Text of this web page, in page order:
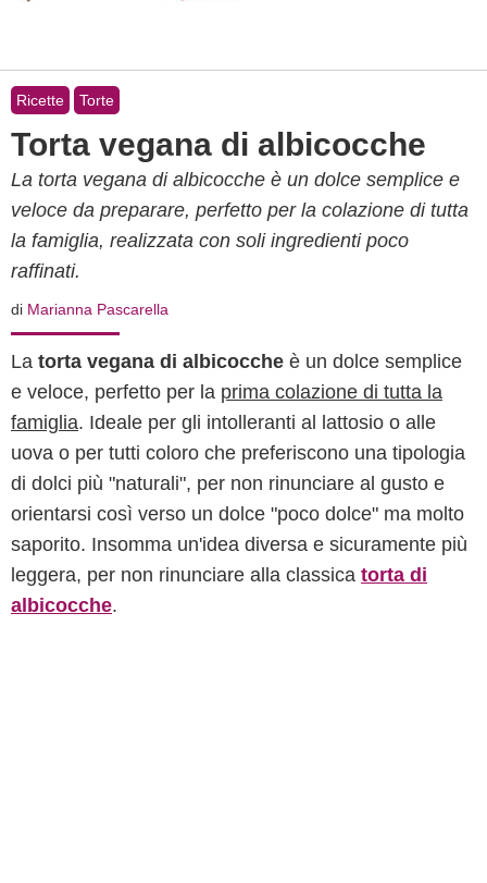
Ricette Torte
Torta vegana di albicocche
La torta vegana di albicocche è un dolce semplice e
veloce da preparare, perfetto per la colazione di tutta
la famiglia, realizzata con soli ingredienti poco
raffinati.
di Marianna Pascarella
La torta vegana di albicocche è un dolce semplice
e veloce, perfetto per la prima colazione di tutta la
famiglia. Ideale per gli intolleranti al lattosio o alle
uova o per tutti coloro che preferiscono una tipologia
di dolci più "naturali", per non rinunciare al gusto e
orientarsi così verso un dolce "poco dolce" ma molto
saporito. Insomma un'idea diversa e sicuramente più
leggera, per non rinunciare alla classica torta di
albicocche.